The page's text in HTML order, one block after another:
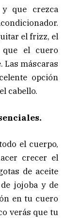
que crezca
el frizz, el
que el cuero
Las máscaras
opción
cabello.
el cuerpo,
crecer el
de aceite
jojoba y de
en tu cuero
verás que tu